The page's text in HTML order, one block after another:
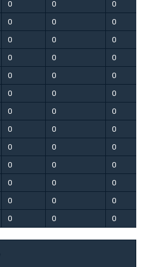
0 0 0
0 0 0
0 0 0
0 0 0
0 0 0
0 0 0
0 0 0
0 0 0
0 0 0
0 0 0
0 0 0
0 0 0
0 0 0